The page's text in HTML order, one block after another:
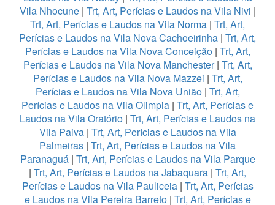
Vila Nhocune| Trt, Art, Perícias e Laudos na Vila Nivi |
Trt, Art, Perícias e Laudos na Vila Norma | Trt, Art,
Perícias e Laudos na Vila Nova Cachoeirinha | Trt, Art,
Perícias e Laudos na Vila Nova Conceição| Trt, Art,
Perícias e Laudos na Vila Nova Manchester| Trt, Art,
Perícias e Laudos na Vila Nova Mazzei | Trt, Art,
Perícias e Laudos na Vila Nova União| Trt, Art,
Perícias e Laudos na Vila Olimpia | Trt, Art, Perícias e
Laudos na Vila Oratório | Trt, Art, Perícias e Laudos na
Vila Paiva| Trt, Art, Perícias e Laudos na Vila
Palmeiras | Trt, Art, Perícias e Laudos na Vila
Paranaguá| Trt, Art, Perícias e Laudos na Vila Parque
| Trt, Art, Perícias e Laudos na Jabaquara | Trt, Art,
Perícias e Laudos na Vila Pauliceia| Trt, Art, Perícias
e Laudos na Vila Pereira Barreto| Trt, Art, Perícias e